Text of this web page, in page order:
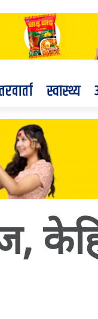
स्वास्थ्य